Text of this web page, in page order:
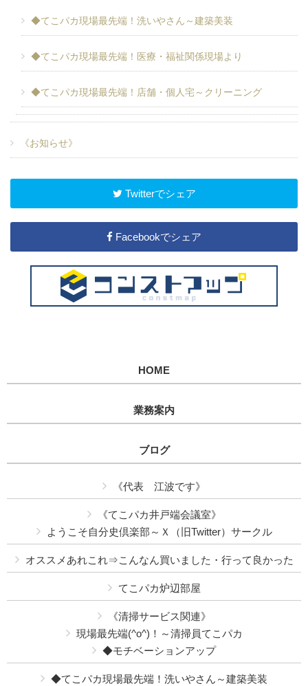
◆てこパカ現場最先端！洗いやさん～建築美装
◆てこパカ現場最先端！医療・福祉関係現場より
◆てこパカ現場最先端！店舗・個人宅～クリーニング
《お知らせ》
Twitterでシェア
Facebookでシェア
HOME
業務案内
ブログ
《代表 江波です》
《てこパカ井戸端会議室》
ようこそ自分史倶楽部～Ｘ（旧Twitter）サークル
オススメあれこれ⇒こんなん買いました・行って良かった
てこパカ炉辺部屋
《清掃サービス関連》
現場最先端(^o^)！～清掃員てこパカ
◆モチベーションアップ
◆てこパカ現場最先端！洗いやさん～建築美装